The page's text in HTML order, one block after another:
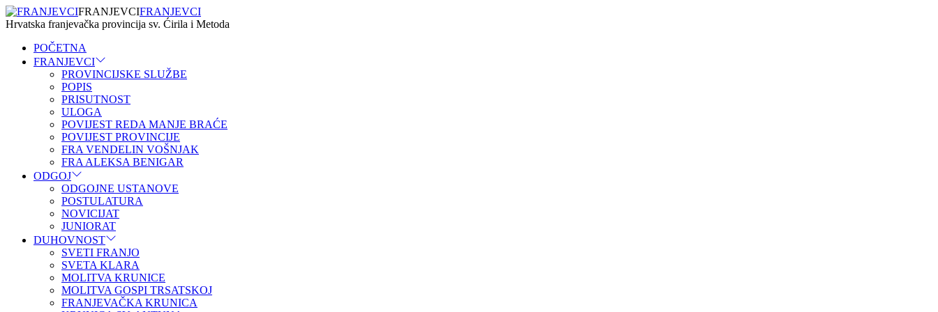
FRANJEVCIFRANJEVCI
Hrvatska franjevačka provincija sv. Ćirila i Metoda
POČETNA
FRANJEVCI
PROVINCIJSKE SLUŽBE
POPIS
PRISUTNOST
ULOGA
POVIJEST REDA MANJE BRAĆE
POVIJEST PROVINCIJE
FRA VENDELIN VOŠNJAK
FRA ALEKSA BENIGAR
ODGOJ
ODGOJNE USTANOVE
POSTULATURA
NOVICIJAT
JUNIORAT
DUHOVNOST
SVETI FRANJO
SVETA KLARA
MOLITVA KRUNICE
MOLITVA GOSPI TRSATSKOJ
FRANJEVAČKA KRUNICA